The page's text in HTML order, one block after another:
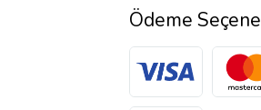
Ödeme